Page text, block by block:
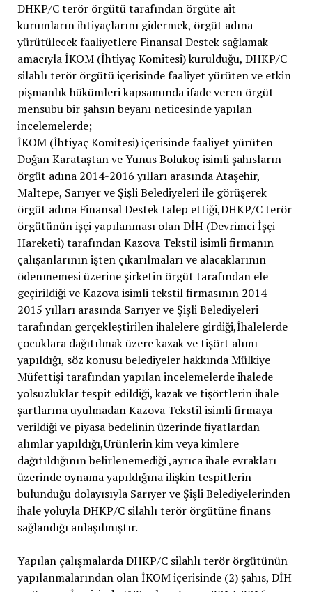
DHKP/C terör örgütü tarafından örgüte ait
kurumların ihtiyaçlarını gidermek, örgüt adına
yürütülecek faaliyetlere Finansal Destek sağlamak
amacıyla İKOM (İhtiyaç Komitesi) kurulduğu, DHKP/C
silahlı terör örgütü içerisinde faaliyet yürüten ve etkin
pişmanlık hükümleri kapsamında ifade veren örgüt
mensubu bir şahsın beyanı neticesinde yapılan
incelemelerde;
İKOM (İhtiyaç Komitesi) içerisinde faaliyet yürüten
Doğan Karataştan ve Yunus Bolukoç isimli şahısların
örgüt adına 2014-2016 yılları arasında Ataşehir,
Maltepe, Sarıyer ve Şişli Belediyeleri ile görüşerek
örgüt adına Finansal Destek talep ettiği,DHKP/C terör
örgütünün işçi yapılanması olan DİH (Devrimci İşçi
Hareketi) tarafından Kazova Tekstil isimli firmanın
çalışanlarının işten çıkarılmaları ve alacaklarının
ödenmemesi üzerine şirketin örgüt tarafından ele
geçirildiği ve Kazova isimli tekstil firmasının 2014-
2015 yılları arasında Sarıyer ve Şişli Belediyeleri
tarafından gerçekleştirilen ihalelere girdiği,İhalelerde
çocuklara dağıtılmak üzere kazak ve tişört alımı
yapıldığı, söz konusu belediyeler hakkında Mülkiye
Müfettişi tarafından yapılan incelemelerde ihalede
yolsuzluklar tespit edildiği, kazak ve tişörtlerin ihale
şartlarına uyulmadan Kazova Tekstil isimli firmaya
verildiği ve piyasa bedelinin üzerinde fiyatlardan
alımlar yapıldığı,Ürünlerin kim veya kimlere
dağıtıldığının belirlenemediği ,ayrıca ihale evrakları
üzerinde oynama yapıldığına ilişkin tespitlerin
bulunduğu dolayısıyla Sarıyer ve Şişli Belediyelerinden
ihale yoluyla DHKP/C silahlı terör örgütüne finans
sağlandığı anlaşılmıştır.
Yapılan çalışmalarda DHKP/C silahlı terör örgütünün
yapılanmalarından olan İKOM içerisinde (2) şahıs, DİH